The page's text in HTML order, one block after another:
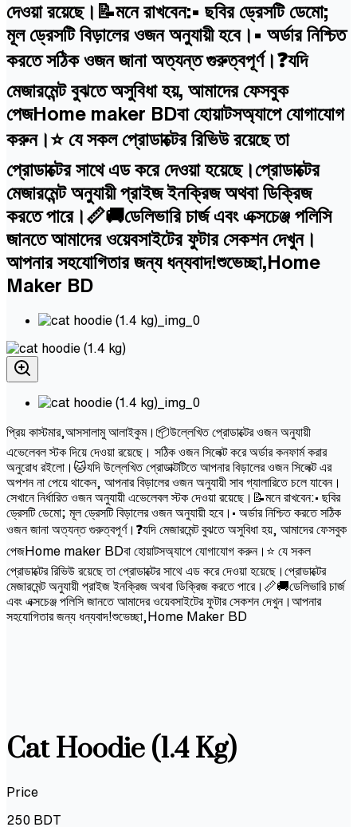
দেওয়া রয়েছে।📝মনে রাখবেন:• ছবির ড্রেসটি ডেমো;
মূল ড্রেসটি বিড়ালের ওজন অনুযায়ী হবে।• অর্ডার নিশ্চিত
করতে সঠিক ওজন জানা অত্যন্ত গুরুত্বপূর্ণ।❓যদি
মেজারমেন্ট বুঝতে অসুবিধা হয়, আমাদের ফেসবুক
পেজHome maker BDবা হোয়াটসঅ্যাপে যোগাযোগ
করুন।⭐ যে সকল প্রোডাক্টের রিভিউ রয়েছে তা
প্রোডাক্টের সাথে এড করে দেওয়া হয়েছে।প্রোডাক্টের
মেজারমেন্ট অনুযায়ী প্রাইজ ইনক্রিজ অথবা ডিক্রিজ
করতে পারে।📏🚚ডেলিভারি চার্জ এবং এক্সচেঞ্জ পলিসি
জানতে আমাদের ওয়েবসাইটের ফুটার সেকশন দেখুন।
আপনার সহযোগিতার জন্য ধন্যবাদ!শুভেচ্ছা,Home
Maker BD
প্রিয় কাস্টমার,আসসালামু আলাইকুম।📦উল্লেখিত প্রোডাক্টের ওজন অনুযায়ী
এভেলেবল স্টক দিয়ে দেওয়া রয়েছে। সঠিক ওজন সিলেক্ট করে অর্ডার কনফার্ম করার
অনুরোধ রইলো।🐱যদি উল্লেখিত প্রোডাক্টটিতে আপনার বিড়ালের ওজন সিলেক্ট এর
অপশন না পেয়ে থাকেন, আপনার বিড়ালের ওজন অনুযায়ী সাব গ্যালারিতে চলে যাবেন।
সেখানে নির্ধারিত ওজন অনুযায়ী এভেলেবল স্টক দেওয়া রয়েছে।📝মনে রাখবেন:• ছবির
ড্রেসটি ডেমো; মূল ড্রেসটি বিড়ালের ওজন অনুযায়ী হবে।• অর্ডার নিশ্চিত করতে সঠিক
ওজন জানা অত্যন্ত গুরুত্বপূর্ণ।❓যদি মেজারমেন্ট বুঝতে অসুবিধা হয়, আমাদের ফেসবুক
পেজHome maker BDবা হোয়াটসঅ্যাপে যোগাযোগ করুন।⭐ যে সকল
প্রোডাক্টের রিভিউ রয়েছে তা প্রোডাক্টের সাথে এড করে দেওয়া হয়েছে।প্রোডাক্টের
মেজারমেন্ট অনুযায়ী প্রাইজ ইনক্রিজ অথবা ডিক্রিজ করতে পারে।📏🚚ডেলিভারি চার্জ
এবং এক্সচেঞ্জ পলিসি জানতে আমাদের ওয়েবসাইটের ফুটার সেকশন দেখুন।আপনার
সহযোগিতার জন্য ধন্যবাদ!শুভেচ্ছা,Home Maker BD
Cat Hoodie (1.4 Kg)
Price
250 BDT